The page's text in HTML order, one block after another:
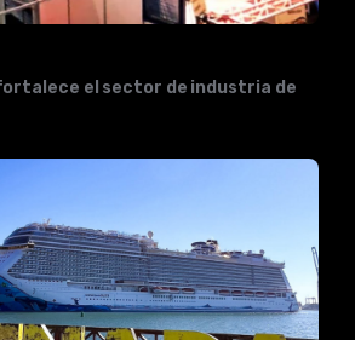
el sector de industria de